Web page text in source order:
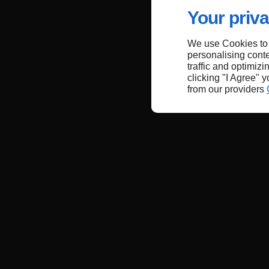
Your
We use Cookies
personalising
traffic and
clicking "I Agree"
from our providers